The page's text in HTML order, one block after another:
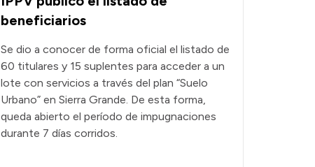
beneficiarios
Se dio a conocer de forma oficial el listado de
60 titulares y 15 suplentes para acceder a un
lote con servicios a través del plan “Suelo
Urbano” en Sierra Grande. De esta forma,
queda abierto el período de impugnaciones
durante 7 días corridos.